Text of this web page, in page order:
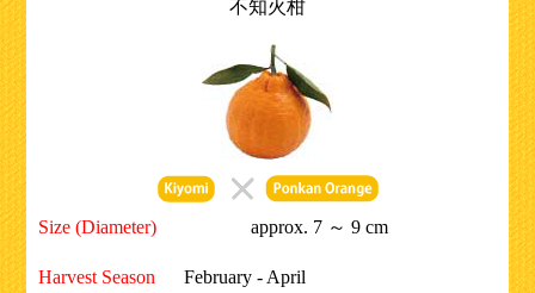
不知火柑
Size (Diameter) approx. 7 ～ 9 cm
Harvest Season February - April